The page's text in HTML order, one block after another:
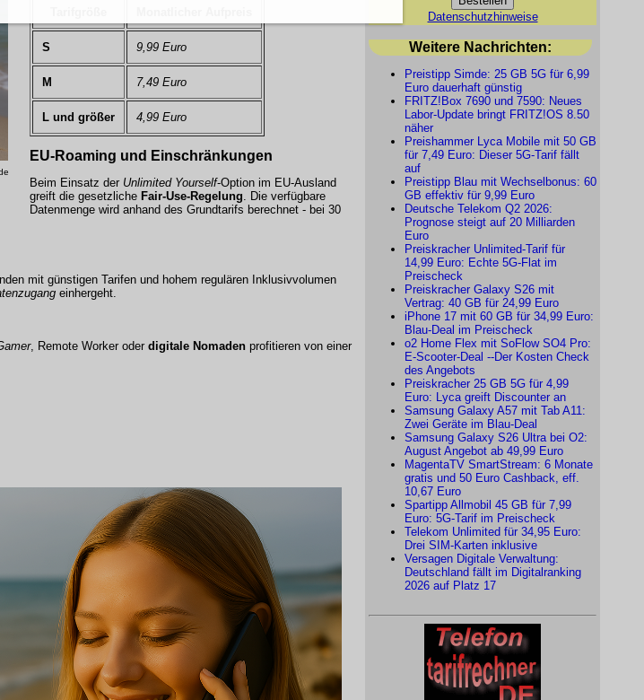
S 9,99 Euro
M 7,49 Euro
L und größer 4,99 Euro
EU-Roaming und Einschränkungen
Beim Einsatz der Unlimited Yourself-Option im EU-Ausland
greift die gesetzliche Fair-Use-Regelung. Die verfügbare
Datenmenge wird anhand des Grundtarifs berechnet - bei 30
mit günstigen Tarifen und hohem regulären Inklusivvolumen
einhergeht.
, Remote Worker oder digitale Nomaden profitieren von einer
Datenschutzhinweise
Weitere Nachrichten:
Preistipp Simde: 25 GB 5G für 6,99
Euro dauerhaft günstig
FRITZ!Box 7690 und 7590: Neues
Labor-Update bringt FRITZ!OS 8.50
näher
Preishammer Lyca Mobile mit 50 GB
für 7,49 Euro: Dieser 5G-Tarif fällt
auf
Preistipp Blau mit Wechselbonus: 60
GB effektiv für 9,99 Euro
Deutsche Telekom Q2 2026:
Prognose steigt auf 20 Milliarden
Euro
Preiskracher Unlimited-Tarif für
14,99 Euro: Echte 5G-Flat im
Preischeck
Preiskracher Galaxy S26 mit
Vertrag: 40 GB für 24,99 Euro
iPhone 17 mit 60 GB für 34,99 Euro:
Blau-Deal im Preischeck
o2 Home Flex mit SoFlow SO4 Pro:
E-Scooter-Deal --Der Kosten Check
des Angebots
Preiskracher 25 GB 5G für 4,99
Euro: Lyca greift Discounter an
Samsung Galaxy A57 mit Tab A11:
Zwei Geräte im Blau-Deal
Samsung Galaxy S26 Ultra bei O2:
August Angebot ab 49,99 Euro
MagentaTV SmartStream: 6 Monate
gratis und 50 Euro Cashback, eff.
10,67 Euro
Spartipp Allmobil 45 GB für 7,99
Euro: 5G-Tarif im Preischeck
Telekom Unlimited für 34,95 Euro:
Drei SIM-Karten inklusive
Versagen Digitale Verwaltung:
Deutschland fällt im Digitalranking
2026 auf Platz 17